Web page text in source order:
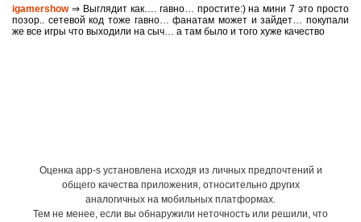
igamershow⇒ Выглядит как…. гавно… простите:) на мини 7 это просто
позор.. сетевой код тоже гавно… фанатам может и зайдет… покупали
же все игры что выходили на сыч… а там было и того хуже качество
Оценка app-s установлена исходя из личных предпочтений и
общего качества приложения, относительно других
аналогичных на мобильных платформах.
Тем не менее, если вы обнаружили неточность или решили, что